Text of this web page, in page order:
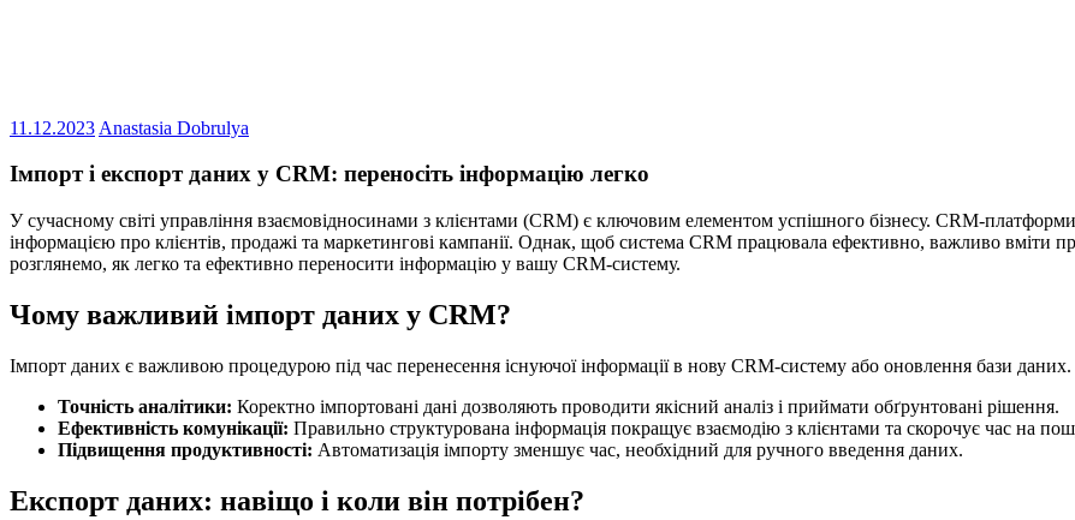
11.12.2023 Anastasia Dobrulya
Імпорт і експорт даних у CRM: переносіть інформацію легко
У сучасному світі управління взаємовідносинами з клієнтами (CRM) є ключовим елементом успішного бізнесу. CRM-
інформацією про клієнтів, продажі та маркетингові кампанії. Однак, щоб система CRM працювала ефективно, важливо вміти
розглянемо, як легко та ефективно переносити інформацію у вашу CRM-систему.
Чому важливий імпорт даних у CRM?
Імпорт даних є важливою процедурою під час перенесення існуючої інформації в нову CRM-систему або оновлення бази даних.
Точність аналітики: Коректно імпортовані дані дозволяють проводити якісний аналіз і приймати обґрунтовані рішення.
Ефективність комунікації: Правильно структурована інформація покращує взаємодію з клієнтами та скорочує час на
Підвищення продуктивності: Автоматизація імпорту зменшує час, необхідний для ручного введення даних.
Експорт даних: навіщо і коли він потрібен?